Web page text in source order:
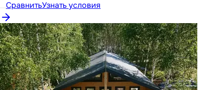
СравнитьУзнать условия